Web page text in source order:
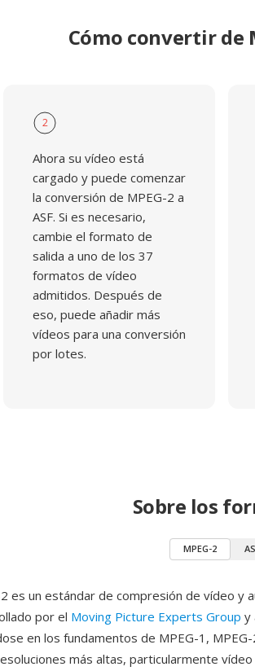
Cómo convertir de
2
Ahora su vídeo está
cargado y puede comenzar
la conversión de MPEG-2 a
ASF. Si es necesario,
cambie el formato de
salida a uno de los 37
formatos de vídeo
admitidos. Después de
eso, puede añadir más
vídeos para una conversión
por lotes.
Sobre los
MPEG-2
es un estándar de compresión de vídeo y
por el Moving Picture Experts Group y
en los fundamentos de MPEG-1,
más altas, particularmente